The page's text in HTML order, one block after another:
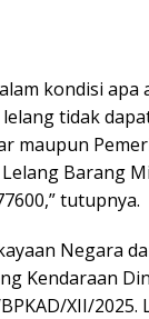
kondisi apa
tidak
maupun
Barang
tutupnya.
Negara
Kendaraan
XII/